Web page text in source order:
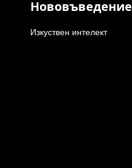
Нововъведение
Изкуствен интелект